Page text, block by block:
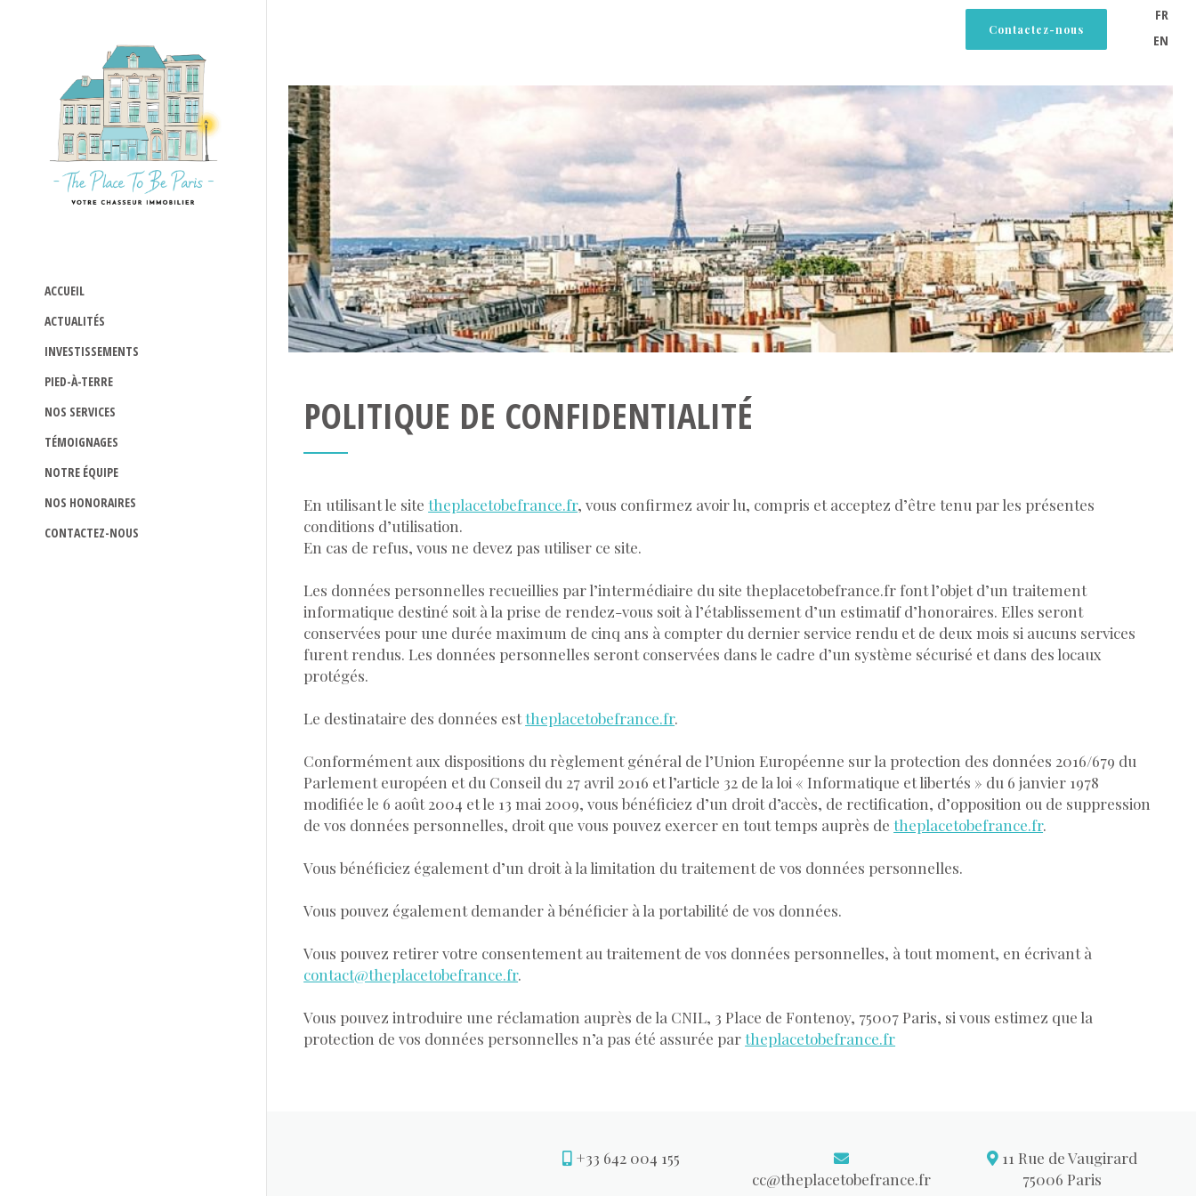
ACCUEIL
ACTUALITÉS
INVESTISSEMENTS
PIED-À-TERRE
NOS SERVICES
TÉMOIGNAGES
NOTRE ÉQUIPE
NOS HONORAIRES
CONTACTEZ-NOUS
Contactez-nous
FR
EN
POLITIQUE DE CONFIDENTIALITÉ
En utilisant le sitetheplacetobefrance.fr, vous confirmez avoir lu, compris et acceptez d’être tenu par les présentes
conditions d’utilisation.
En cas de refus, vous ne devez pas utiliser ce site.
Les données personnelles recueillies par l’intermédiaire du sitetheplacetobefrance.fr font l’objet d’un traitement
informatique destiné soit à la prise de rendez-vous soit à l’établissement d’un estimatif d’honoraires. Elles seront
conservées pour une durée maximum de cinq ans à compter du dernier service rendu et de deux mois si aucuns services
furent rendus. Les données personnelles seront conservées dans le cadre d’un système sécurisé et dans des locaux
protégés.
Le destinataire des données esttheplacetobefrance.fr.
Conformément aux dispositions du règlement général de l’Union Européenne sur la protection des données 2016/679 du
Parlement européen et du Conseil du 27 avril 2016 et l’article 32 de la loi « Informatique et libertés » du 6 janvier 1978
modifiée le 6 août 2004 et le 13 mai 2009, vous bénéficiez d’un droit d’accès, de rectification, d’opposition ou de suppression
de vos données personnelles, droit que vous pouvez exercer en tout temps auprès detheplacetobefrance.fr.
Vous bénéficiez également d’un droit à la limitation du traitement de vos données personnelles.
Vous pouvez également demander à bénéficier à la portabilité de vos données.
Vous pouvez retirer votre consentement au traitement de vos données personnelles, à tout moment, en écrivant à
contact@theplacetobefrance.fr.
Vous pouvez introduire une réclamation auprès de la CNIL, 3 Place de Fontenoy, 75007 Paris, si vous estimez que la
protection de vos données personnelles n’a pas été assurée partheplacetobefrance.fr
+33 642 004 155
cc@theplacetobefrance.fr
11 Rue de Vaugirard
75006 Paris